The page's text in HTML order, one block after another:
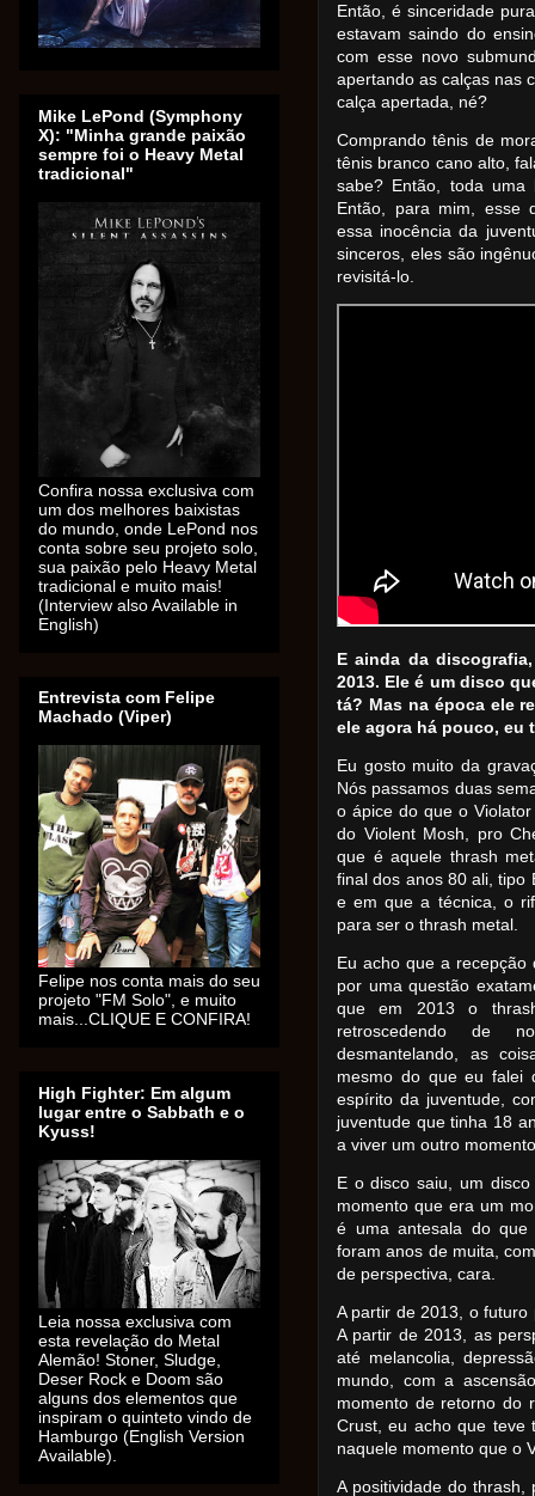
Então, é sinceridade
estavam saindo do
com esse novo
apertando as calças nas
calça apertada, né?
Comprando tênis de
tênis branco cano alto,
sabe? Então, toda
Então, para mim, esse
essa inocência da
sinceros, eles são
revisitá-lo.
E ainda da
2013. Ele é um disco
tá? Mas na época ele
ele agora há pouco, eu
Eu gosto muito da
Nós passamos duas
o ápice do que o
do Violent Mosh, pro
que é aquele thrash
final dos anos 80 ali, tipo
e em que a técnica, o
para ser o thrash metal.
Eu acho que a
por uma questão
que em 2013 o
retroscedendo de
desmantelando, as
mesmo do que eu falei
espírito da juventude,
juventude que tinha 18
a viver um outro
E o disco saiu, um
momento que era um
é uma antesala do
foram anos de muita,
de perspectiva, cara.
A partir de 2013, o
A partir de 2013, as
até melancolia,
mundo, com a
momento de retorno do
Crust, eu acho que teve
naquele momento que o
A positividade do
Mike LePond (Symphony
X): "Minha grande paixão
sempre foi o Heavy Metal
tradicional"
Confira nossa exclusiva com
um dos melhores baixistas
do mundo, onde LePond nos
conta sobre seu projeto solo,
sua paixão pelo Heavy Metal
tradicional e muito mais!
(Interview also Available in
English)
Entrevista com Felipe
Machado (Viper)
Felipe nos conta mais do seu
projeto "FM Solo", e muito
mais...CLIQUE E CONFIRA!
High Fighter: Em algum
lugar entre o Sabbath e o
Kyuss!
Leia nossa exclusiva com
esta revelação do Metal
Alemão! Stoner, Sludge,
Deser Rock e Doom são
alguns dos elementos que
inspiram o quinteto vindo de
Hamburgo (English Version
Available).